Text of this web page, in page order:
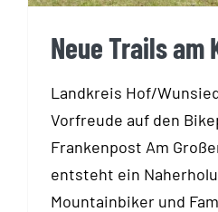
Neue Trails am
Landkreis Hof/
Vorfreude auf den
Frankenpost Am
entsteht ein
Mountainbiker und